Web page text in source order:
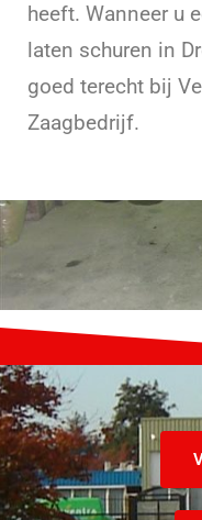
heeft. Wanneer u
laten schuren in
goed terecht bij
Zaagbedrijf.